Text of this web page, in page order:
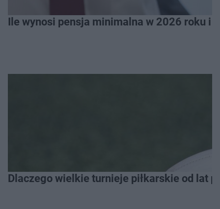
Ile wynosi pensja minimalna w 2026 roku i
Dlaczego wielkie turnieje piłkarskie od lat